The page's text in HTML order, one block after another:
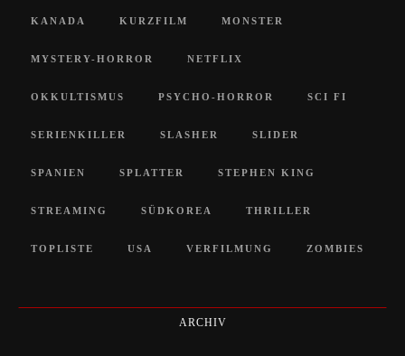
KANADA KURZFILM MONSTER
MYSTERY-HORROR NETFLIX
OKKULTISMUS PSYCHO-HORROR SCI FI
SERIENKILLER SLASHER SLIDER
SPANIEN SPLATTER STEPHEN KING
STREAMING SÜDKOREA THRILLER
TOPLISTE USA VERFILMUNG ZOMBIES
ARCHIV